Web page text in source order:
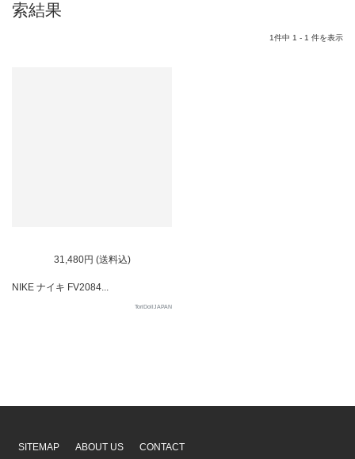
索結果
1件中 1 - 1 件を表示
31,480円 (送料込)
NIKE ナイキ FV2084...
ToriDollJAPAN
SITEMAP ABOUT US CONTACT